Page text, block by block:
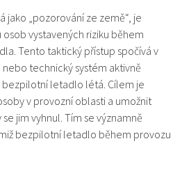
jako „pozorování ze země“, je
vystavených riziku během
Tento taktický přístup spočívá v
technický systém aktivně
letadlo létá. Cílem je
v provozní oblasti a umožnit
jim vyhnul. Tím se významně
bezpilotní letadlo během provozu